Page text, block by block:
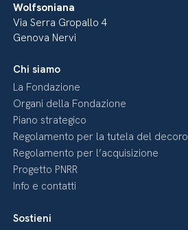
Wolfsoniana
Via Serra Gropallo 4
Genova Nervi
Chi siamo
La Fondazione
Organi della Fondazione
Piano strategico
Regolamento per la tutela del decoro
Regolamento per l’acquisizione
Progetto PNRR
Info e contatti
Sostieni